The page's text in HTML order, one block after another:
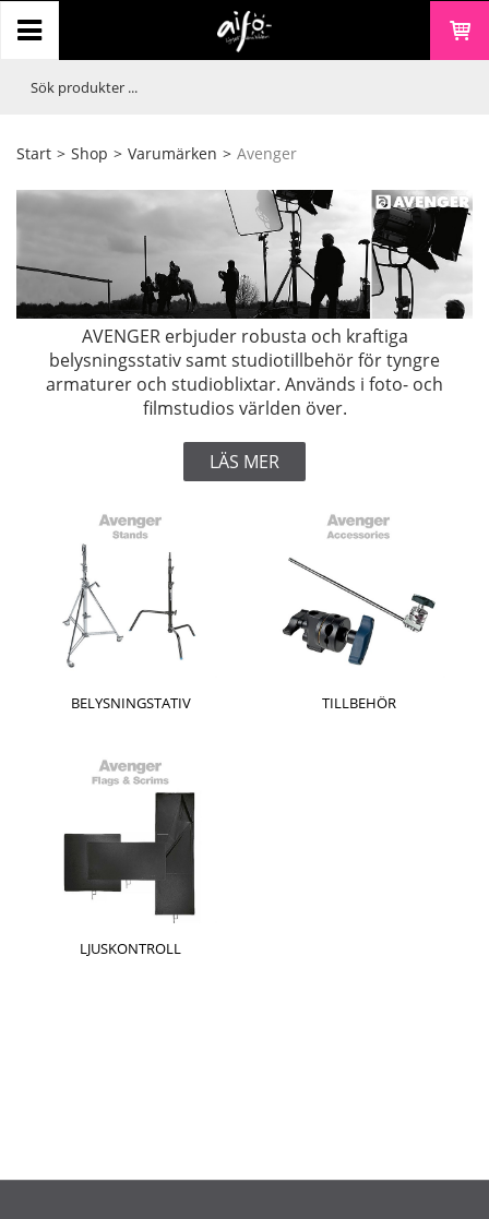
Start > Shop > Varumärken > Avenger
AVENGER erbjuder robusta och kraftiga
belysningsstativ samt studiotillbehör för tyngre
armaturer och studioblixtar. Används i foto- och
filmstudios världen över.
LÄS MER
BELYSNINGSTATIV TILLBEHÖR
LJUSKONTROLL